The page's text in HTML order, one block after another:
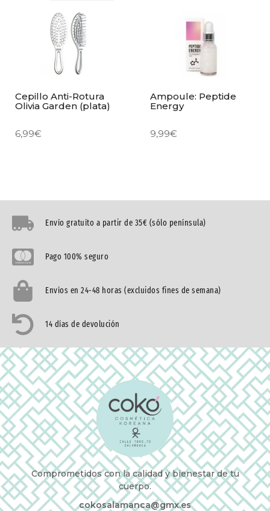
Cepillo Anti-Rotura
Olivia Garden (plata)
6,99€
Ampoule: Peptide
Energy
9,99€
Envío gratuíto a partir de 35€ (sólo península)
Pago 100% seguro
Envíos en 24-48 horas (excluidos fines de semana)
14 días de devolución
Comprometidos con la calidad y bienestar de tu
cuerpo.
cokosalamanca@gmx.es